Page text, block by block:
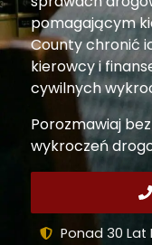
pomagającym
County chronić
kierowcy i
cywilnych
Porozmawiaj
wykroczeń
Ponad 30